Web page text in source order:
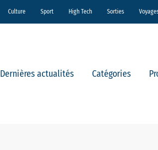
Culture Sport High Tech Sorties
Dernières actualités Catégories